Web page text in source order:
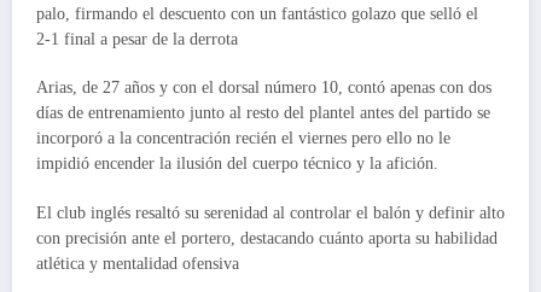
palo, firmando el descuento con un fantástico golazo que selló el
2‑1 final a pesar de la derrota
Arias, de 27 años y con el dorsal número 10, contó apenas con dos
días de entrenamiento junto al resto del plantel antes del partido se
incorporó a la concentración recién el viernes pero ello no le
impidió encender la ilusión del cuerpo técnico y la afición.
El club inglés resaltó su serenidad al controlar el balón y definir alto
con precisión ante el portero, destacando cuánto aporta su habilidad
atlética y mentalidad ofensiva